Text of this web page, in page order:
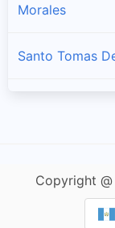
Morales
Santo Tomas
Copyright